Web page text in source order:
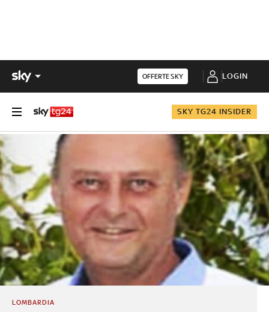
OFFERTE SKY LOGIN
SKY TG24 INSIDER
LOMBARDIA